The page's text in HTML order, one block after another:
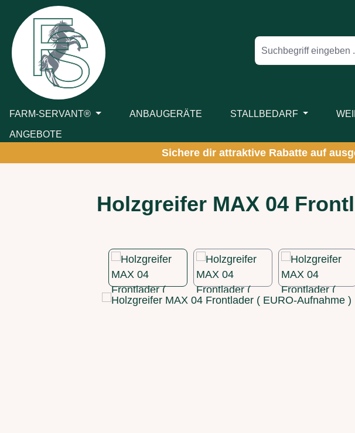
Hauptinhalt springen
Zur Suche springen
Zur Hauptnavigation springen
FARM-SERVANT® ANBAUGERÄTE STALLBEDARF
ANGEBOTE
Sichere dir attraktive Rabatte auf
Holzgreifer MAX 04
Bildergalerie überspringen